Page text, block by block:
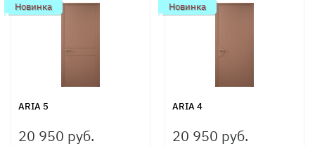
Новинка
ARIA 5
20 950 руб.
Новинка
ARIA 4
20 950 руб.